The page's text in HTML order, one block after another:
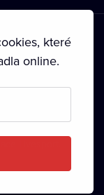
Zásady používání
které
online.